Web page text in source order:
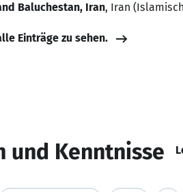
Baluchestan, Iran, Iran
Einträge zu sehen.
und Kenntnisse